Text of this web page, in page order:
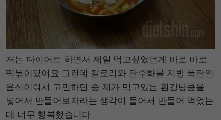
저는 다이어트 하면서 제일 먹고싶었던게 바로 바로
떡볶이였어요 그런데 칼로리와 탄수화물 지방 폭탄인
음식이여서 고민하던 중 제가 먹고있는 흰강낭콩을
넣어서 만들어보자라는 생각이 들어서 만들어 먹었는
데 너무 행복했습니다